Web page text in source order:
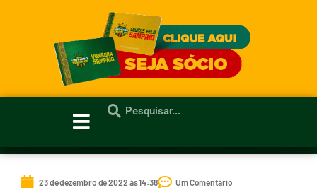
23 de dezembro de 2022 às 14:38
Um Comentário